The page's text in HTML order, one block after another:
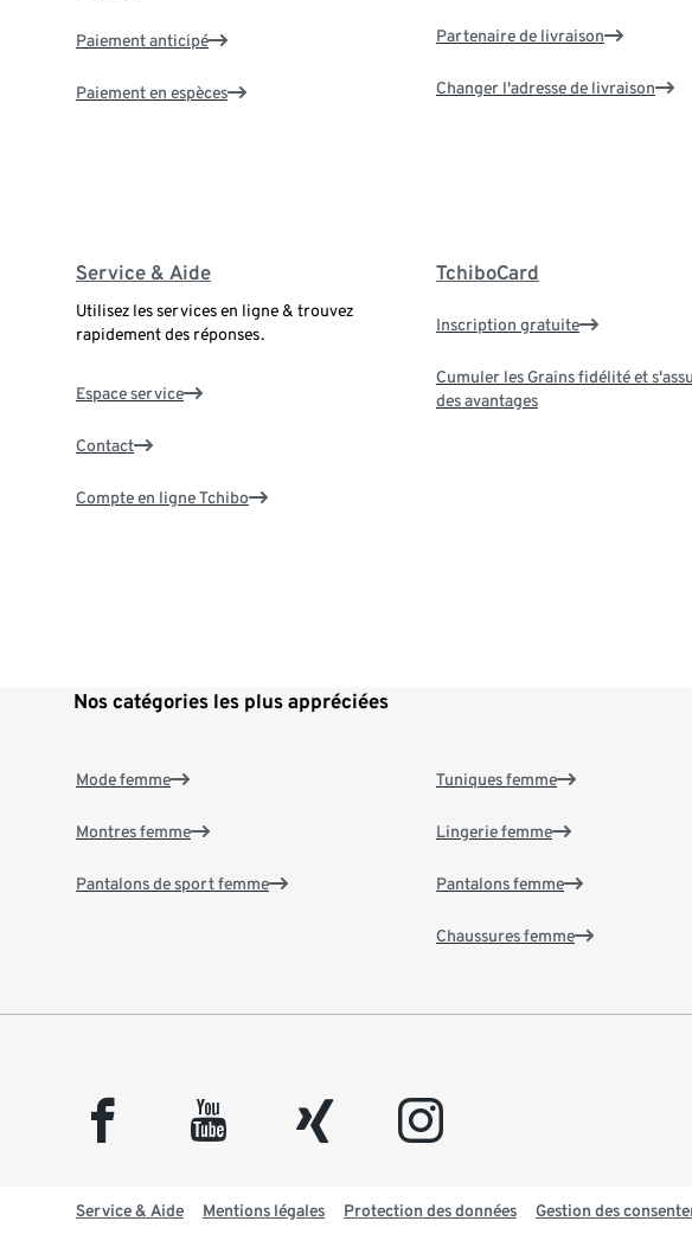
Paiement anticipé
Paiement en espèces
Partenaire de livraison
Changer l'adresse de livraison
Service & Aide
Utilisez les services en ligne & trouvez
rapidement des réponses.
Espace service
Contact
Compte en ligne Tchibo
TchiboCard
Inscription gratuite
Cumuler les Grains fidélité et
des avantages
Nos catégories les plus appréciées
Mode femme
Montres femme
Pantalons de sport femme
Tuniques femme
Lingerie femme
Pantalons femme
Chaussures femme
facebook youtube xing instagram
Service & Aide Mentions légales Protection des données Gestion des